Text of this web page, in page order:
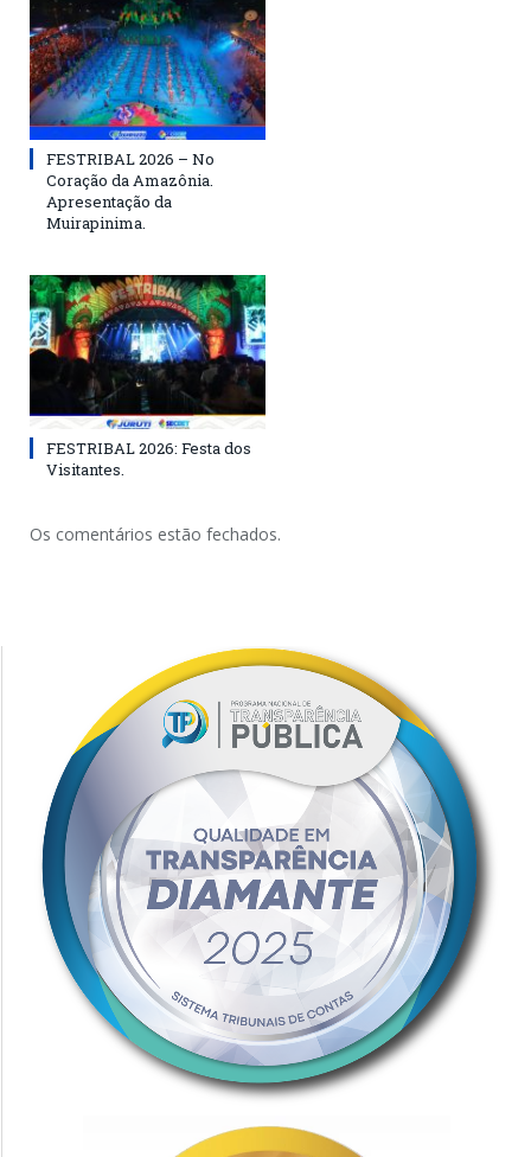
FESTRIBAL 2026 – No
Coração da Amazônia.
Apresentação da
Muirapinima.
FESTRIBAL 2026: Festa dos
Visitantes.
Os comentários estão fechados.